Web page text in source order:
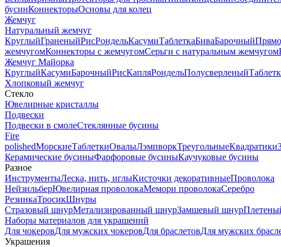
бусинКоннекторыОсновы для колец
Жемчуг
Натуральный жемчуг
КруглыйГраненыйРисРондельКасумиТаблеткаБиваБарочный
жемчугомКоннекторы с жемчугомСерьги с натуральным жемчугом
Жемчуг Майорка
КруглыйКасумиБарочныйРисКапляРондельПолусверленый
Хлопковый жемчуг
Стекло
Ювелирные кристаллы
Подвески
Подвески в смолеСтеклянные бусины
Fire
polishedМорскиеТаблеткиОвалыЛэмпворкТреугольныеКвадратики
Керамические бусиныФарфоровые бусиныКаучуковые бусины
Разное
ИнструментыЛеска, нить, иглыКисточки декоративныеПроволока
НейзильберЮвелирная проволокаМемори проволокаСеребро
РезинкаТросикШнуры
Стразовый шнурМетализированный шнурЗамшевый шнур
Наборы материалов для украшений
Для чокеровДля мужских чокеровДля браслетовДля мужских
Украшения